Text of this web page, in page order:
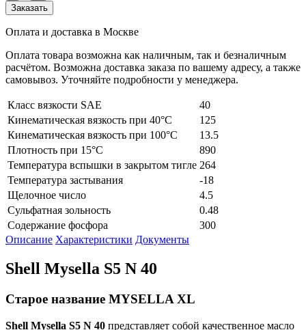
Заказать
Оплата и доставка в Москве
Оплата товара возможна как наличным, так и безналичным
расчётом. Возможна доставка заказа по вашему адресу, а также
самовывоз. Уточняйте подробности у менеджера.
Класс вязкости SAE
40
Кинематическая вязкость при 40°C
125
Кинематическая вязкость при 100°C
13.5
Плотность при 15°C
890
Температура вспышки в закрытом тигле 264
Температура застывания
-18
Щелочное число
4.5
Сульфатная зольность
0.48
Содержание фосфора
300
Описание Характеристики Документы
Shell Mysella S5 N 40
Старое название MYSELLA XL
Shell Mysella S5 N 40 представляет собой качественное масло